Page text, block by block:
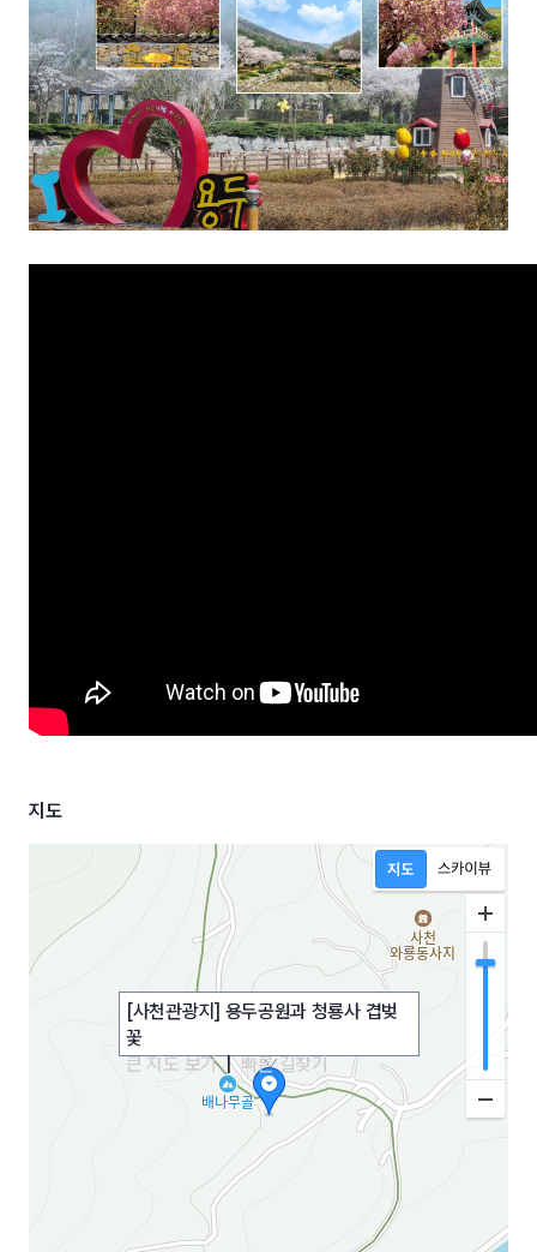
지도
[사천관광지] 용두공원과 청룡사 겹벚
꽃
큰 지도 보기|빠른 길찾기